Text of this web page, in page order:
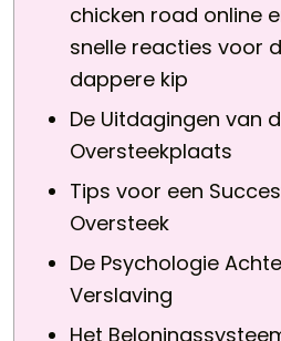
chicken road online
snelle reacties voor
dappere kip
De Uitdagingen van
Oversteekplaats
Tips voor een
Oversteek
De Psychologie
Verslaving
Het